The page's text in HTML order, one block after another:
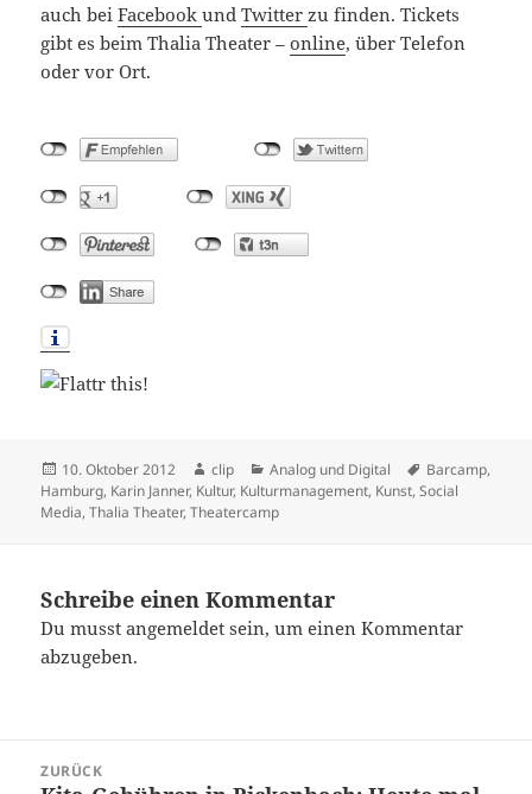
auch beiFacebookundTwitterzu finden. Tickets
gibt es beim Thalia Theater –online, über Telefon
oder vor Ort.
Veröffentlicht
am
10. Oktober 2012 Autor
clip Kategorien
Analog und Digital Schlagwörter
Barcamp,
Hamburg, Karin Janner, Kultur, Kulturmanagement, Kunst,Social
Media,Thalia Theater,Theatercamp
Schreibe einen Kommentar
Du musstangemeldet sein, um einen Kommentar
abzugeben.
ZURÜCK